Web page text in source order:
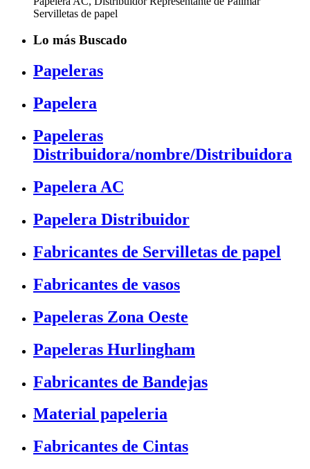
Servilletas de papel
Lo más Buscado
Papeleras
Papelera
Papeleras
Distribuidora/nombre/Distribuidora
Papelera AC
Papelera Distribuidor
Fabricantes de Servilletas de papel
Fabricantes de vasos
Papeleras Zona Oeste
Papeleras Hurlingham
Fabricantes de Bandejas
Material papeleria
Fabricantes de Cintas